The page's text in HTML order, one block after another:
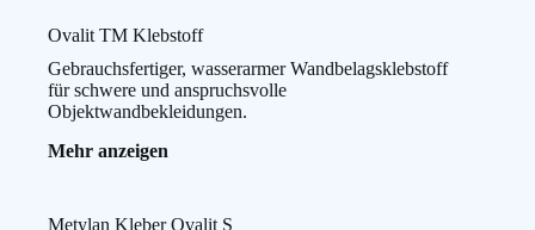
Ovalit TM Klebstoff
Gebrauchsfertiger, wasserarmer Wandbelagsklebstoff
für schwere und anspruchsvolle
Objektwandbekleidungen.
Mehr anzeigen
Klebstoff
Metylan Kleber Ovalit S